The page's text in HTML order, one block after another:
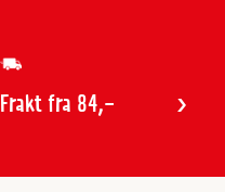
Frakt fra 84,-